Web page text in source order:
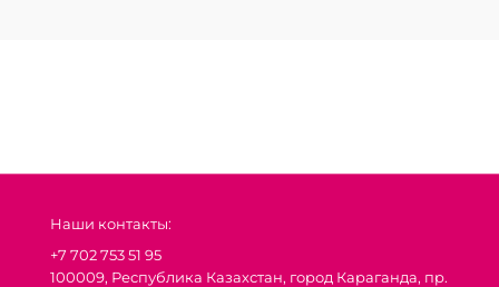
Наши контакты:
+7 702 753 51 95
100009, Республика Казахстан, город Караганда, пр.